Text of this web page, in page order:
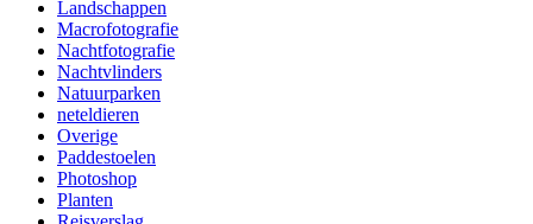
Landschappen
Macrofotografie
Nachtfotografie
Nachtvlinders
Natuurparken
neteldieren
Overige
Paddestoelen
Photoshop
Planten